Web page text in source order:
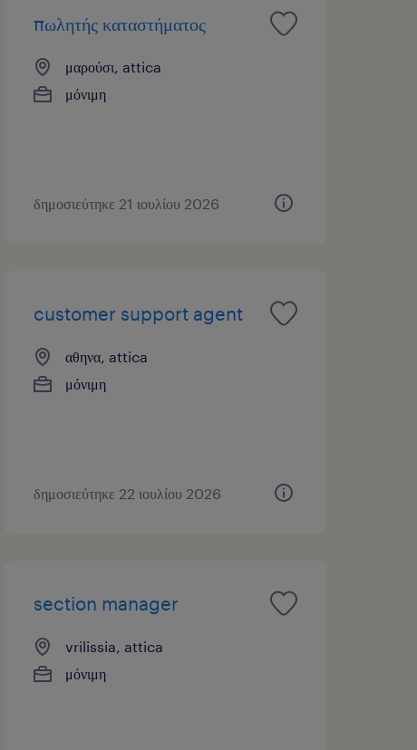
πωλητής καταστήματος
μαρούσι, attica
μόνιμη
δημοσιεύτηκε 21 ιουλίου 2026
customer support agent
αθηνα, attica
μόνιμη
δημοσιεύτηκε 22 ιουλίου 2026
section manager
vrilissia, attica
μόνιμη